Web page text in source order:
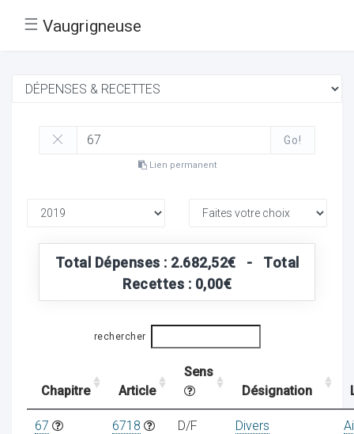
☰ Vaugrigneuse
Go!
Lien permanent
Total Dépenses : 2.682,52€ - Total
Recettes : 0,00€
rechercher
Chapitre Article
Sens
Désignation
67 6718 D/F Divers